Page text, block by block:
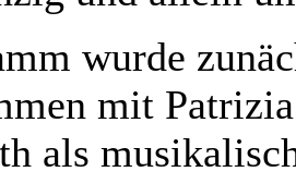
wurde
mit
als